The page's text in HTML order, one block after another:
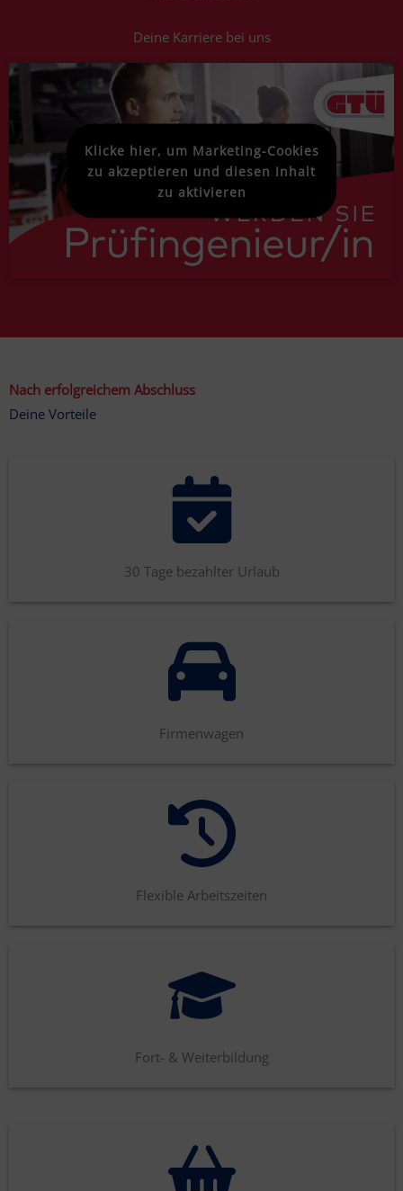
Deine Karriere bei uns
Klicke hier, um Marketing-Cookies
zu akzeptieren und diesen Inhalt
zu aktivieren
Nach erfolgreichem Abschluss
Deine Vorteile
30 Tage bezahlter Urlaub
Firmenwagen
Flexible Arbeitszeiten
Fort- & Weiterbildung